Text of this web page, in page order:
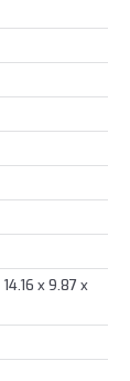
x 9.87 x